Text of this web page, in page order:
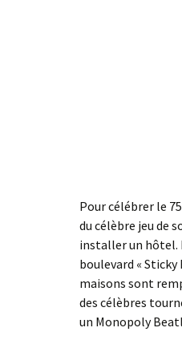
Pour célébrer le
du célèbre jeu de
installer un hôtel.
boulevard « Sticky
maisons sont
des célèbres
un Monopoly